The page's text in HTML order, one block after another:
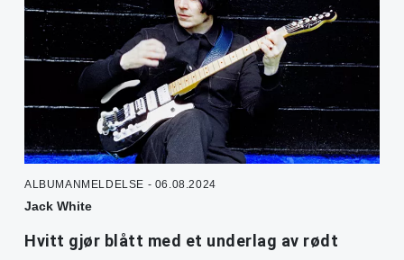
ALBUMANMELDELSE - 06.08.2024
Jack White
Hvitt gjør blått med et underlag av rødt